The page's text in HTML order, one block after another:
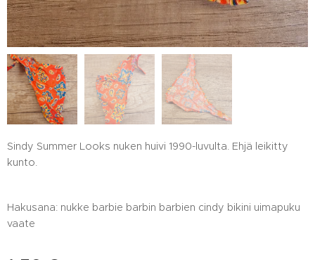
Sindy Summer Looks nuken huivi 1990-luvulta. Ehjä leikitty
kunto.
Hakusana: nukke barbie barbin barbien cindy bikini uimapuku
vaate